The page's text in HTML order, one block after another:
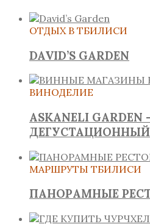
ОТДЫХ В ТБИЛИСИ
DAVID’S GARDEN
ВИНОДЕЛИЕ
ASKANELI GARDEN
МАРШРУТЫ ТБИЛИСИ
ПАНОРАМНЫЕ